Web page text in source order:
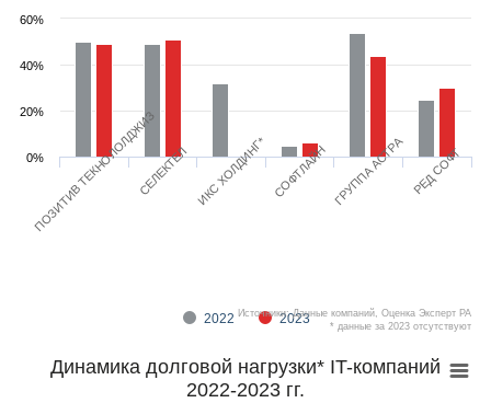
2022 2023
ПОЗИТИВ ТЕКНОЛОЛДЖИЗСЕЛЕКТЕЛИКС ХОЛДИНГ*СОФТЛАЙНГРУППА АСТРАРЕД СОФТ
0%
20%
40%
60%
Источники: Данные компаний, Оценка Эксперт РА
* данные за 2023 отсутствуют
Динамика долговой нагрузки* IT-компаний
2022-2023 гг.